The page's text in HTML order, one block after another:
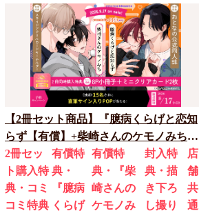
麗人30周年フェア
（税込）
アヒル森下
特典を選ぶ
【2冊セット商品】『臆病くらげと恋知
らず【有償】+柴崎さんのケモノみち
【有償】』【8/17締切！予約キャンペー
ン(抽■選)】
2冊セッ
ト購入特
典・コミ
コミ特典
有償特
典・
『臆病
くらげ
有償特
典・『柴
崎さんの
ケモノみ
封入特
典・描
き下ろ
し撮り
店
舗
共
通